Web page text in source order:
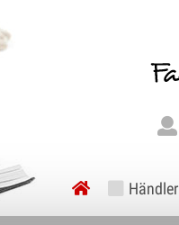
Händler